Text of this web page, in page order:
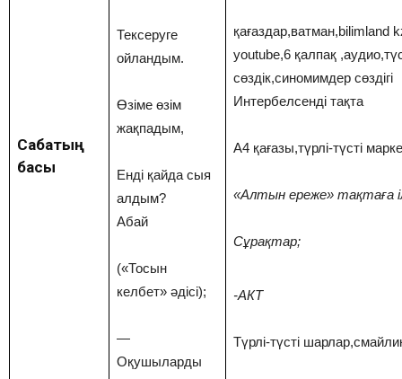
Сабақтың
басы
Тексеруге
ойландым.
Өзіме өзім
жақпадым,
Енді қайда сыя
алдым?
Абай
(«Тосын
келбет» әдісі);
—
Оқушыларды
қағаздар,ватман,bilimland
youtube,6 қалпақ
сөздік,синомимдер сөздігі
Интербелсенді тақта
А4 қағазы,түрлі-түсті
«Алтын ереже» тақтаға
Сұрақтар;
-АКТ
Түрлі-түсті